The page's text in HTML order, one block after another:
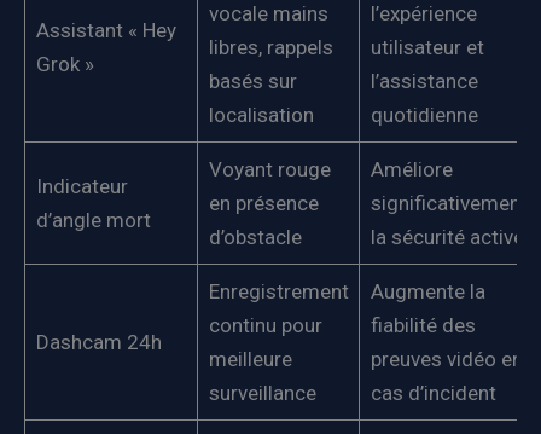
Assistant « Hey
Grok »
vocale mains
libres, rappels
basés sur
localisation
l’expérience
utilisateur et
l’assistance
quotidienne
Indicateur
d’angle mort
Voyant rouge
en présence
d’obstacle
Améliore
significativement
la sécurité active
Dashcam 24h
Enregistrement
continu pour
meilleure
surveillance
Augmente la
fiabilité des
preuves vidéo en
cas d’incident